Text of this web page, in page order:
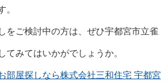
。
をご検討中の方は、ぜひ宇都宮市立雀
てみてはいかがでしょうか。
部屋探しなら株式会社三和住宅 宇都宮